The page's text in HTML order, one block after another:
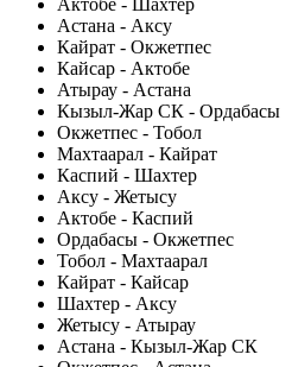
Актобе - Шахтер
Астана - Аксу
Кайрат - Окжетпес
Кайсар - Актобе
Атырау - Астана
Кызыл-Жар СК - Ордабасы
Окжетпес - Тобол
Махтаарал - Кайрат
Каспий - Шахтер
Аксу - Жетысу
Актобе - Каспий
Ордабасы - Окжетпес
Тобол - Махтаарал
Кайрат - Кайсар
Шахтер - Аксу
Жетысу - Атырау
Астана - Кызыл-Жар СК